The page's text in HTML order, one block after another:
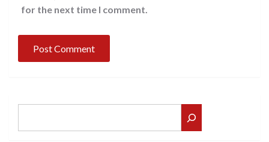
for the next time I comment.